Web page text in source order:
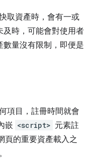
取資產時，會有一或
及時，可能會對使用者
量沒有限制，即便是
項目，註冊時間就會
嵌 <script> 元素註
頁的重要資產載入之